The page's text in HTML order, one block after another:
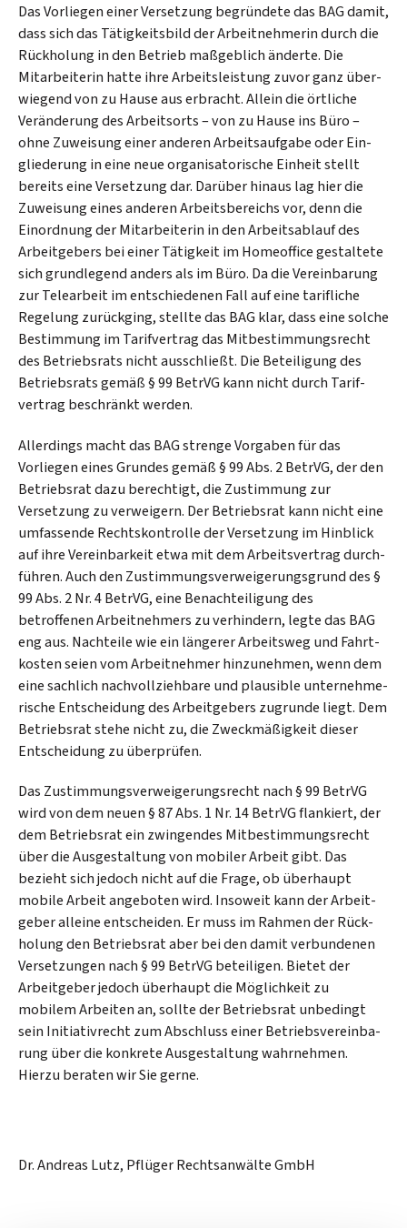
Das Vorliegen einer Versetzung begründete das BAG damit,
dass sich das Tätig­keits­bild der Arbeit­nehmerin durch die
Rück­holung in den Betrieb maß­geb­lich änderte. Die
Mitarbeiterin hatte ihre Arbeits­leistung zuvor ganz über­
wiegend von zu Hause aus erbracht. Allein die örtliche
Verände­rung des Arbeits­orts – von zu Hause ins Büro –
ohne Zuweisung einer anderen Arbeits­aufgabe oder Ein­
gliederung in eine neue organi­sato­rische Einheit stellt
bereits eine Versetzung dar. Darüber hinaus lag hier die
Zuweisung eines anderen Arbeits­bereichs vor, denn die
Einordnung der Mitarbeiterin in den Arbeits­ablauf des
Arbeit­gebers bei einer Tätigkeit im Home­office gestaltete
sich grund­legend anders als im Büro. Da die Verein­barung
zur Tele­arbeit im entschie­denen Fall auf eine tarif­liche
Rege­lung zurückging, stellte das BAG klar, dass eine solche
Bestimmung im Tarif­vertrag das Mitbestimmungs­recht
des Betriebs­rats nicht aus­schließt. Die Beteiligung des
Betriebs­rats gemäß § 99 BetrVG kann nicht durch Tarif­
vertrag beschränkt werden.
Allerdings macht das BAG strenge Vorgaben für das
Vorliegen eines Grundes gemäß § 99 Abs. 2 BetrVG, der den
Betriebs­rat dazu berechtigt, die Zustimmung zur
Versetzung zu verweigern. Der Betriebs­rat kann nicht eine
umfassende Rechts­kontrolle der Versetzung im Hinblick
auf ihre Vereinbar­keit etwa mit dem Arbeits­vertrag durch­
führen. Auch den Zustimmungs­verweige­rungs­grund des §
99 Abs. 2 Nr. 4 BetrVG, eine Benach­teili­gung des
betroffenen Arbeitn­ehmers zu verhindern, legte das BAG
eng aus. Nach­teile wie ein längerer Arbeits­weg und Fahrt­
kosten seien vom Arbeit­nehmer hinzunehmen, wenn dem
eine sachlich nach­voll­zieh­bare und plausible unter­nehme­
rische Entschei­dung des Arbeit­gebers zugrunde liegt. Dem
Betriebsrat stehe nicht zu, die Zweck­mäßig­keit dieser
Entschei­dung zu überprüfen.
Das Zustimmungsverweigerungs­recht nach § 99 BetrVG
wird von dem neuen § 87 Abs. 1 Nr. 14 BetrVG flankiert, der
dem Betriebs­rat ein zwingendes Mitbestimmungs­recht
über die Aus­gestal­tung von mobiler Arbeit gibt. Das
bezieht sich jedoch nicht auf die Frage, ob überhaupt
mobile Arbeit angeboten wird. Insoweit kann der Arbeit­
geber alleine entscheiden. Er muss im Rahmen der Rück­
holung den Betriebs­rat aber bei den damit verbundenen
Versetzungen nach § 99 BetrVG beteiligen. Bietet der
Arbeit­geber jedoch überhaupt die Möglich­keit zu
mobilem Arbeiten an, sollte der Betriebsrat unbedingt
sein Initiativ­recht zum Abschluss einer Betriebs­vereinba­
rung über die konkrete Aus­gestaltung wahrnehmen.
Hierzu beraten wir Sie gerne.
Dr. Andreas Lutz, Pflüger Rechtsanwälte GmbH